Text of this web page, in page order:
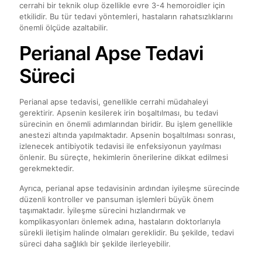
cerrahi bir teknik olup özellikle evre 3-4 hemoroidler için
etkilidir. Bu tür tedavi yöntemleri, hastaların rahatsızlıklarını
önemli ölçüde azaltabilir.
Perianal Apse Tedavi
Süreci
Perianal apse tedavisi, genellikle cerrahi müdahaleyi
gerektirir. Apsenin kesilerek irin boşaltılması, bu tedavi
sürecinin en önemli adımlarından biridir. Bu işlem genellikle
anestezi altında yapılmaktadır. Apsenin boşaltılması sonrası,
izlenecek antibiyotik tedavisi ile enfeksiyonun yayılması
önlenir. Bu süreçte, hekimlerin önerilerine dikkat edilmesi
gerekmektedir.
Ayrıca, perianal apse tedavisinin ardından iyileşme sürecinde
düzenli kontroller ve pansuman işlemleri büyük önem
taşımaktadır. İyileşme sürecini hızlandırmak ve
komplikasyonları önlemek adına, hastaların doktorlarıyla
sürekli iletişim halinde olmaları gereklidir. Bu şekilde, tedavi
süreci daha sağlıklı bir şekilde ilerleyebilir.